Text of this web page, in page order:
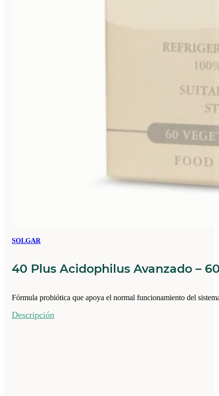
SOLGAR
40 Plus Acidophilus Avanzado –
Fórmula probiótica que apoya el normal funcionamiento del
Descripción